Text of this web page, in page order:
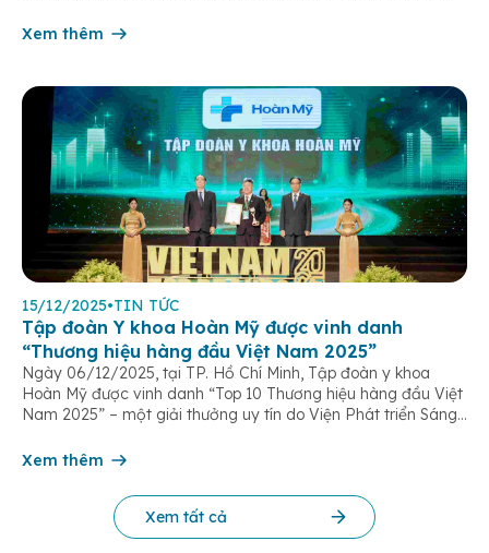
âm thầm đồng hành trên […]
Xem thêm
15/12/2025•TIN TỨC
Tập đoàn Y khoa Hoàn Mỹ được vinh danh
“Thương hiệu hàng đầu Việt Nam 2025”
Ngày 06/12/2025, tại TP. Hồ Chí Minh, Tập đoàn y khoa
Hoàn Mỹ được vinh danh “Top 10 Thương hiệu hàng đầu Việt
Nam 2025” – một giải thưởng uy tín do Viện Phát triển Sáng
cứu Phát triển Doanh nghiệp Châu Á […]
Xem thêm
Xem tất cả